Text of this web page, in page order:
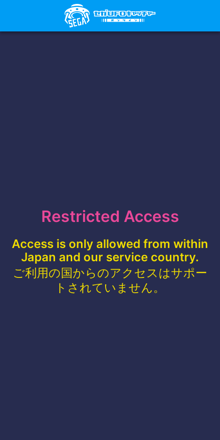
Restricted Access
Access is only allowed from within
Japan and our service country.
ご利用の国からのアクセスはサポー
トされていません。